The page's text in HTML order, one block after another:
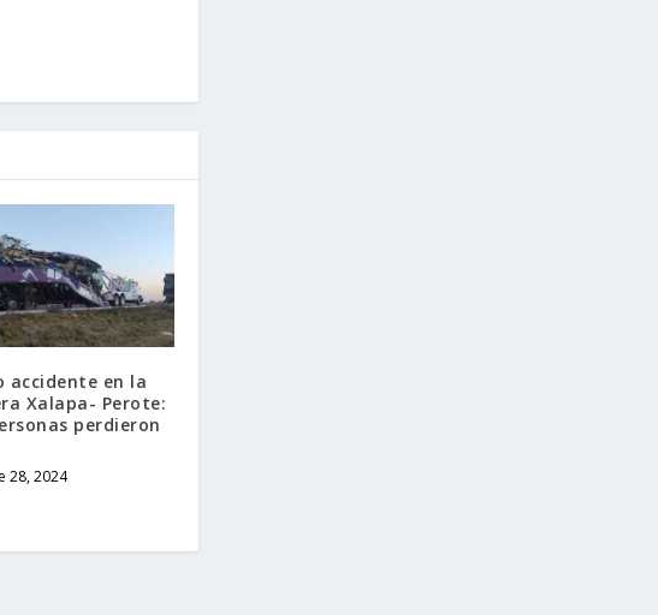
accidente en la
Xalapa- Perote:
perdieron
28, 2024